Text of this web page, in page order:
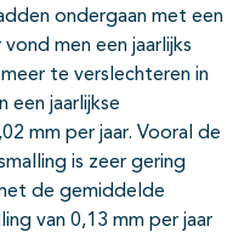
ondergaan met een
men een jaarlijks
te verslechteren in
een jaarlijkse
mm per jaar. Vooral de
is zeer gering
de gemiddelde
van 0,13 mm per jaar